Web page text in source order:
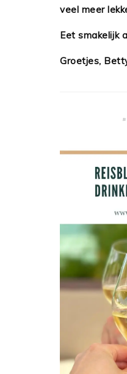
veel meer
Eet smakelijk
Groetjes,